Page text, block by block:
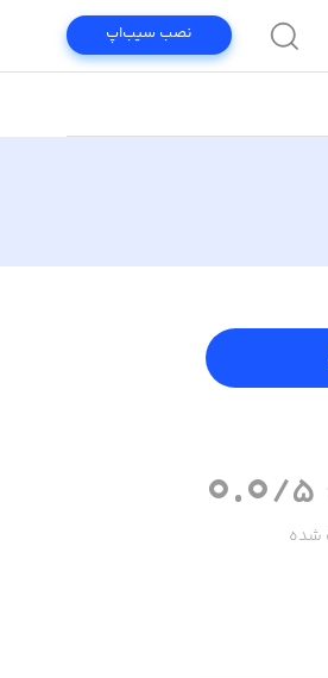
نصب سیب‌اپ
0.0/5